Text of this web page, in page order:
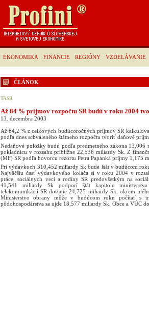
EKONOMIKA FINANCIE REGIÓNY VZDELÁVANIE
ČLÁNOK
TASR
Až 84 % príjmov rozpočtu SR budú v roku 2004
13. decembra 2003
Až 84,2 % z celkových budúcoročných príjmov SR
podľa dnes schváleného štátneho rozpočtu tvoriť daňové
Nedaňové položky budú podľa predmetného zákona 13,006
pokladnicu v rozsahu približne 22,536 miliardy Sk. Z
(MF) SR podľa hovorcu rezortu Petra Papanka príjmy 1,175
Pri výdavkoch 310,452 miliardy Sk bude štát v budúcom
Najväčšiu časť výdavkového koláča si v roku 2004 v
práce, sociálnych vecí a rodiny SR predovšetkým na
41,541 miliardy Sk podporí štát kapitolu
telekomunikácií SR dostane 24,725 miliardy Sk, okrem
Ministerstvo obrany môže v budúcom roku počítať s
pôdohospodárstva sa ujde 18,577 miliardy Sk. Obce a VÚC